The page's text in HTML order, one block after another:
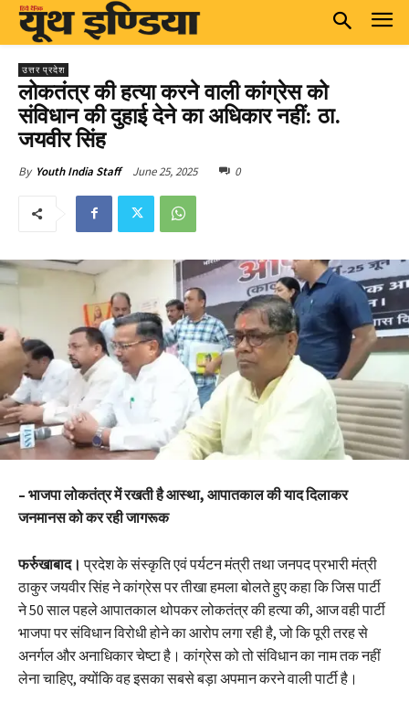
उत्तर प्रदेश
लोकतंत्र की हत्या करने वाली कांग्रेस को
संविधान की दुहाई देने का अधिकार नहीं: ठा.
जयवीर सिंह
By Youth India Staff June 25, 2025 0
– भाजपा लोकतंत्र में रखती है आस्था, आपातकाल की याद दिलाकर
जनमानस को कर रही जागरूक
फर्रुखाबाद। प्रदेश के संस्कृति एवं पर्यटन मंत्री तथा जनपद प्रभारी मंत्री
ठाकुर जयवीर सिंह ने कांग्रेस पर तीखा हमला बोलते हुए कहा कि जिस पार्टी
ने 50 साल पहले आपातकाल थोपकर लोकतंत्र की हत्या की, आज वही पार्टी
भाजपा पर संविधान विरोधी होने का आरोप लगा रही है, जो कि पूरी तरह से
अनर्गल और अनाधिकार चेष्टा है। कांग्रेस को तो संविधान का नाम तक नहीं
लेना चाहिए, क्योंकि वह इसका सबसे बड़ा अपमान करने वाली पार्टी है।